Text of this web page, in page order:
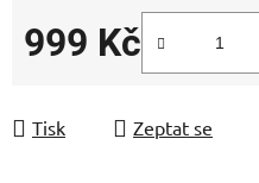
999 Kč
Tisk Zeptat se